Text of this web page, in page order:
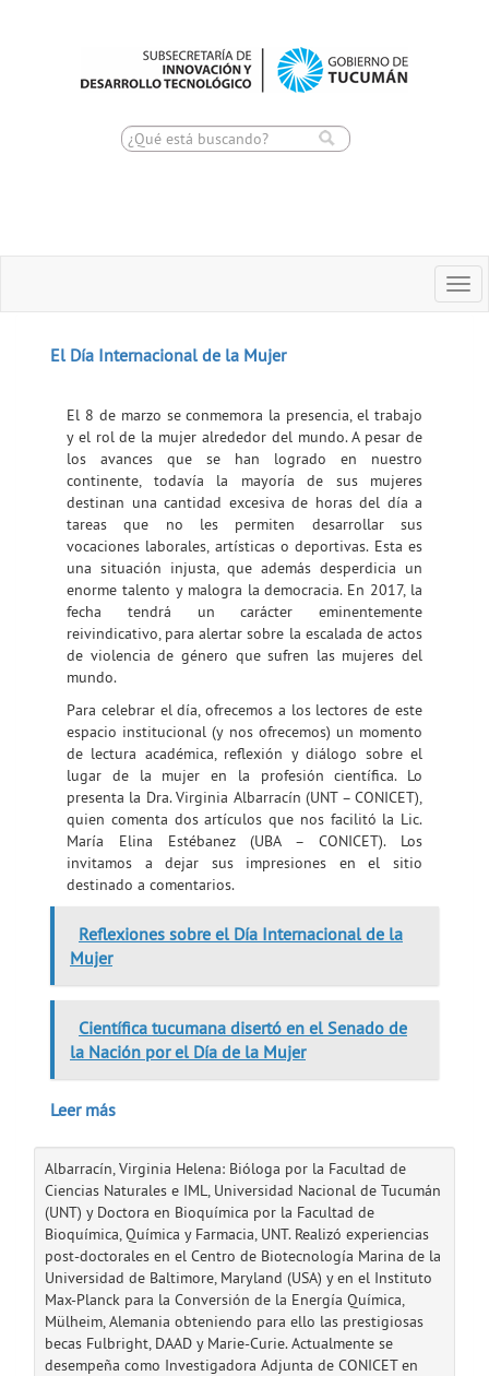
El Día Internacional de la Mujer
El 8 de marzo se conmemora la presencia, el trabajo
y el rol de la mujer alrededor del mundo. A pesar de
los avances que se han logrado en nuestro
continente, todavía la mayoría de sus mujeres
destinan una cantidad excesiva de horas del día a
tareas que no les permiten desarrollar sus
vocaciones laborales, artísticas o deportivas. Esta es
una situación injusta, que además desperdicia un
enorme talento y malogra la democracia. En 2017, la
fecha tendrá un carácter eminentemente
reivindicativo, para alertar sobre la escalada de actos
de violencia de género que sufren las mujeres del
mundo.
Para celebrar el día, ofrecemos a los lectores de este
espacio institucional (y nos ofrecemos) un momento
de lectura académica, reflexión y diálogo sobre el
lugar de la mujer en la profesión científica. Lo
presenta la Dra. Virginia Albarracín (UNT – CONICET),
quien comenta dos artículos que nos facilitó la Lic.
María Elina Estébanez (UBA – CONICET). Los
invitamos a dejar sus impresiones en el sitio
destinado a comentarios.
Reflexiones sobre el Día Internacional de la
Mujer
Científica tucumana disertó en el Senado de
la Nación por el Día de la Mujer
Leer más
Albarracín, Virginia Helena: Bióloga por la Facultad de
Ciencias Naturales e IML, Universidad Nacional de Tucumán
(UNT) y Doctora en Bioquímica por la Facultad de
Bioquímica, Química y Farmacia, UNT. Realizó experiencias
post-doctorales en el Centro de Biotecnología Marina de la
Universidad de Baltimore, Maryland (USA) y en el Instituto
Max-Planck para la Conversión de la Energía Química,
Mülheim, Alemania obteniendo para ello las prestigiosas
becas Fulbright, DAAD y Marie-Curie. Actualmente se
desempeña como Investigadora Adjunta de CONICET en